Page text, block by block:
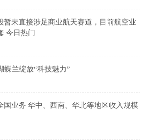
暂未直接涉足商业航天赛道，目前航空业
今日热门
蝶兰绽放“科技魅力”
国业务 华中、西南、华北等地区收入规模